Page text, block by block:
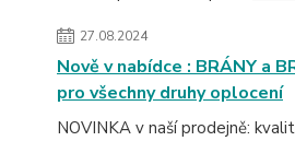
27.08.2024
Nově v nabídce : BRÁNY a
pro všechny druhy oplocení
NOVINKA v naší prodejně: